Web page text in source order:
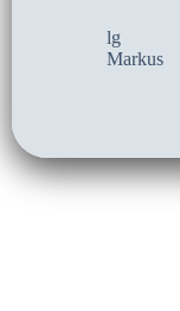
lg
Markus